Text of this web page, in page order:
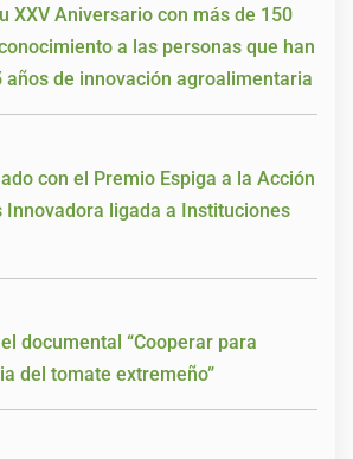
XXV Aniversario con más de 150
a las personas que han
años de innovación agroalimentaria
con el Premio Espiga a la Acción
Innovadora ligada a Instituciones
documental “Cooperar para
del tomate extremeño”